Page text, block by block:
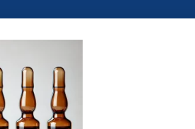
Add
to
wishlist